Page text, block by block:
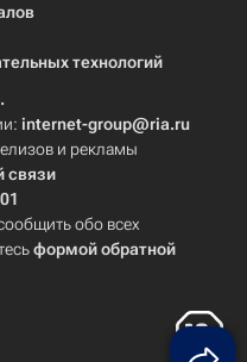
технологий
internet-group@ria.ru
и рекламы
связи
обо всех
формой обратной